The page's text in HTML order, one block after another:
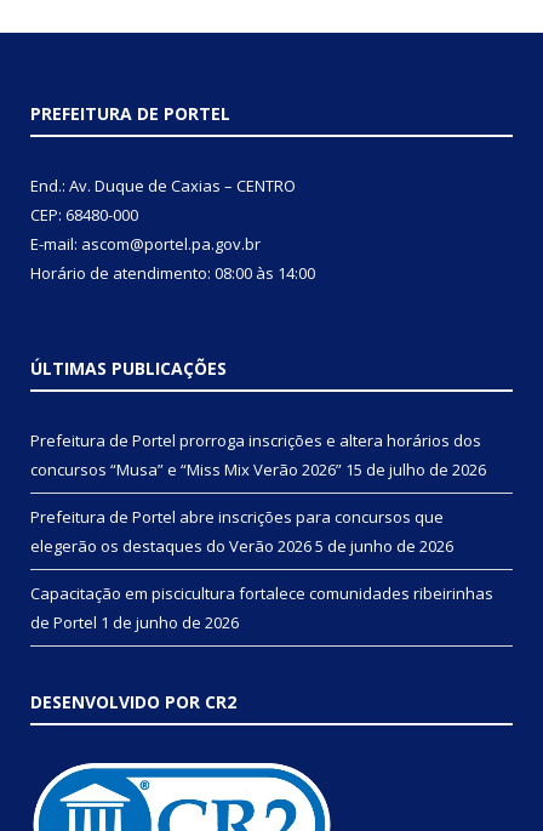
PREFEITURA DE PORTEL
End.: Av. Duque de Caxias – CENTRO
CEP: 68480-000
E-mail: ascom@portel.pa.gov.br
Horário de atendimento: 08:00 às 14:00
ÚLTIMAS PUBLICAÇÕES
Prefeitura de Portel prorroga inscrições e altera horários dos
concursos “Musa” e “Miss Mix Verão 2026” 15 de julho de 2026
Prefeitura de Portel abre inscrições para concursos que
elegerão os destaques do Verão 20265 de junho de 2026
Capacitação em piscicultura fortalece comunidades ribeirinhas
de Portel 1 de junho de 2026
DESENVOLVIDO POR CR2